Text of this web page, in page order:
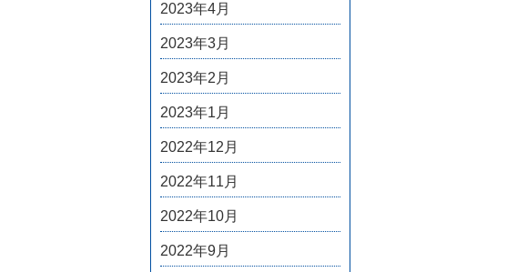
2023年4月
2023年3月
2023年2月
2023年1月
2022年12月
2022年11月
2022年10月
2022年9月